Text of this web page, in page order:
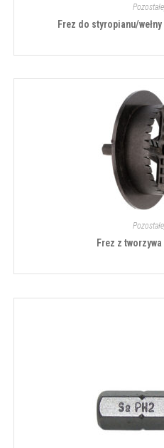
Pozostałe
Frez do styropianu/
Pozostałe
Frez z